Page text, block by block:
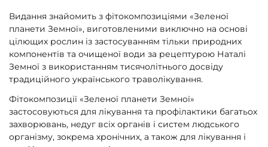
Видання знайомить з фітокомпозиціями «Зеленої
планети Земної», виготовленими виключно на основі
цілющих рослин із застосуванням тільки природних
компонентів та очищеної води за рецептурою Наталі
Земної з використанням тисячолітнього досвіду
традиційного українського траволікування.
Фітокомпозиції «Зеленої планети Земної»
застосовуються для лікування та профілактики багатьох
захворювань, недуг всіх органів і систем людського
організму, зокрема хронічних, а також для лікування і